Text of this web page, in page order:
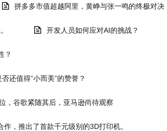
拼多多市值超越阿里，黄峥与张一鸣的终极对决
开发人员如何应对AI的挑战？
？
还值得“小而美”的赞誉？
，谷歌紧随其后，亚马逊尚待观察
，推出了首款千元级别的3D打印机。